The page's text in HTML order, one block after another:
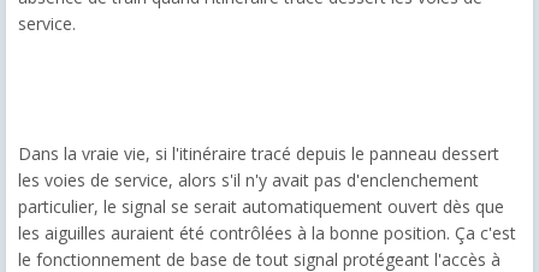
service.
Dans la vraie vie, si l'itinéraire tracé depuis le panneau dessert
les voies de service, alors s'il n'y avait pas d'enclenchement
particulier, le signal se serait automatiquement ouvert dès que
les aiguilles auraient été contrôlées à la bonne position. Ça c'est
le fonctionnement de base de tout signal protégeant l'accès à